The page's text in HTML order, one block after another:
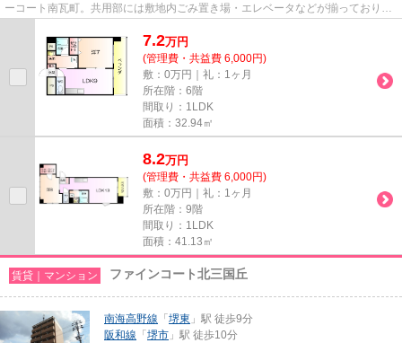
ーコート南瓦町。共用部には敷地内ごみ置き場・エレベータなどが揃っており、
7.2万円
(管理費・共益費 6,000円)
敷：0万円｜礼：1ヶ月
所在階：6階
間取り：1LDK
面積：32.94㎡
8.2万円
(管理費・共益費 6,000円)
敷：0万円｜礼：1ヶ月
所在階：9階
間取り：1LDK
面積：41.13㎡
賃貸｜マンション ファインコート北三国丘
南海高野線 「 堺東 」駅 徒歩9分
阪和線 「 堺市 」駅 徒歩10分